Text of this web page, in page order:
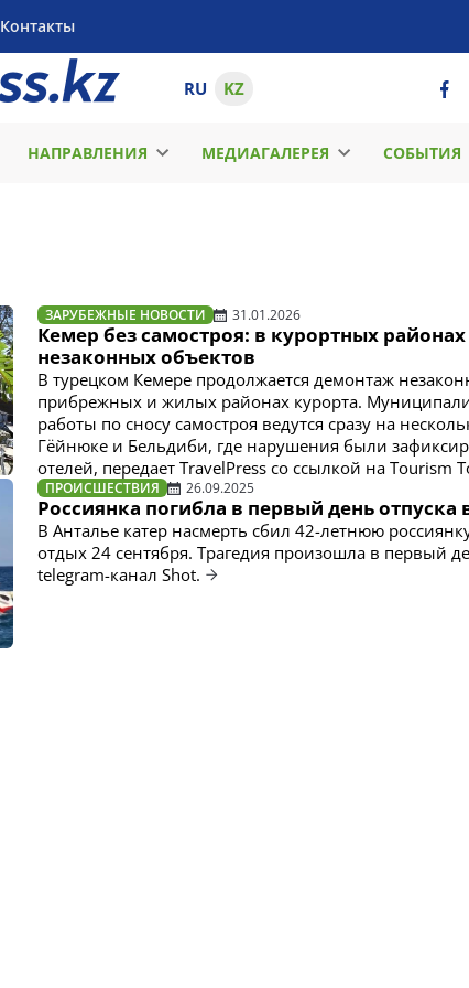
Контакты
RU KZ
НАПРАВЛЕНИЯ МЕДИАГАЛЕРЕЯ СОБЫТИЯ
ЗАРУБЕЖНЫЕ НОВОСТИ 31.01.2026
Кемер без самостроя: в курортных
незаконных объектов
В турецком Кемере продолжается демонтаж
прибрежных и жилых районах курорта.
работы по сносу самостроя ведутся сразу на
Гёйнюке и Бельдиби, где нарушения были
отелей, передает TravelPress со ссылкой на Tourism
ПРОИСШЕСТВИЯ 26.09.2025
Россиянка погибла в первый день отпуска
В Анталье катер насмерть сбил 42-летнюю
отдых 24 сентября. Трагедия произошла в первый
telegram-канал Shot.